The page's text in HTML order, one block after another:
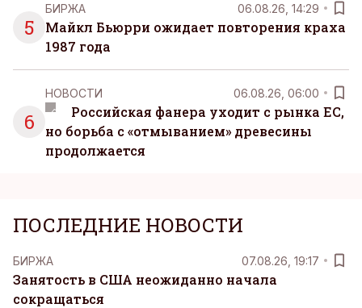
5
БИРЖА 06.08.26, 14:29
Майкл Бьюрри ожидает повторения краха
1987 года
6
НОВОСТИ 06.08.26, 06:00
Российская фанера уходит с рынка ЕС,
но борьба с «отмыванием» древесины
продолжается
ПОСЛЕДНИЕ НОВОСТИ
БИРЖА 07.08.26, 19:17
Занятость в США неожиданно начала
сокращаться